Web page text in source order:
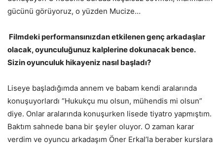
gücünü görüyoruz, o yüzden Mucize…
Filmdeki performansınızdan etkilenen genç arkadaşlar
olacak, oyunculuğunuz kalplerine dokunacak bence.
Sizin oyunculuk hikayeniz nasıl başladı?
Liseye başladığımda annem ve babam kendi aralarında
konuşuyorlardı “Hukukçu mu olsun, mühendis mi olsun”
diye. Onlar aralarında konuşurken lisede tiyatro yapmıştım.
Baktım sahnede bana bir şeyler oluyor. O zaman karar
verdim ve oyuncu arkadaşım Öner Erkal’la beraber kurslara